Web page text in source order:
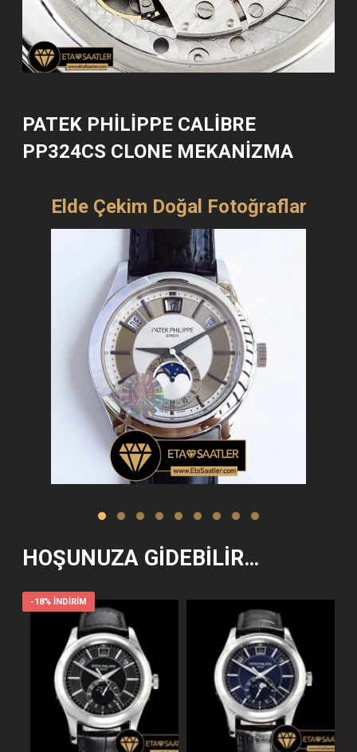
PATEK PHILIPPE CALIBRE
PP324CS CLONE MEKANIZMA
Elde Çekim Doğal Fotoğraflar
HOŞUNUZA GIDEBILIR…
-18% İNDIRIM